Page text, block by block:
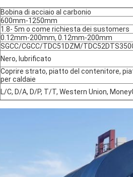
Bobina di acciaio al carbonio
600mm-1250mm
1.8- 5m o come richiesta dei sustomers
0.12mm-200mm, 0.12mm-200mm
SGCC/CGCC/TDC51DZM/
Nero, lubrificato
Coprire strato, piatto del contenitore,
per caldaie
L/C, D/A, D/P, T/T, Western Union,